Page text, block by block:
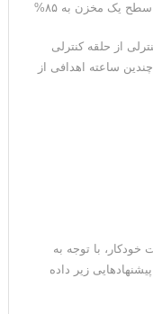
از حلقه کنترلی
ساعته اهدافی از
خودکار، با توجه به
زیر داده